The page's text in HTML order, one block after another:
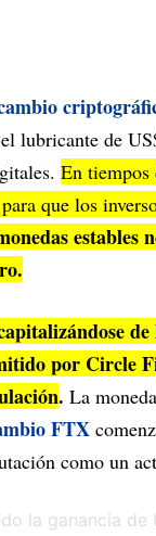
lubricante de
En tiempos
que los
estables
por Circle
. La
FTX
como un